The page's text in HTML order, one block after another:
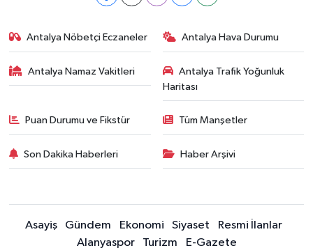
Antalya Nöbetçi Eczaneler Antalya Hava Durumu
Antalya Namaz Vakitleri
Antalya Trafik Yoğunluk
Haritası
Puan Durumu ve Fikstür Tüm Manşetler
Son Dakika Haberleri Haber Arşivi
Asayiş Gündem Ekonomi Siyaset
Resmi İlanlar
Alanyaspor
Turizm E-Gazete